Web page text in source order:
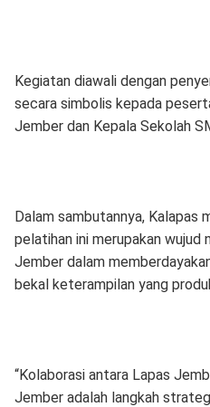
Kegiatan diawali dengan
secara simbolis kepada
Jember dan Kepala Sekolah
Dalam sambutannya, Kalapas
pelatihan ini merupakan wujud
Jember dalam
bekal keterampilan yang
“Kolaborasi antara Lapas
Jember adalah langkah